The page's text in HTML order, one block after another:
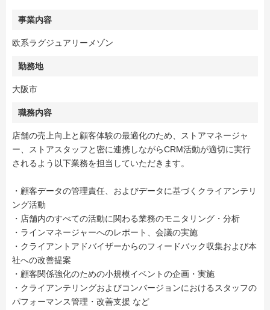
事業内容
欧系ラグジュアリーメゾン
勤務地
大阪市
職務内容
店舗の売上向上と顧客体験の最適化のため、ストアマネージャ
ー、ストアスタッフと密に連携しながらCRM活動が適切に実行
されるよう以下業務を担当していただきます。
・顧客データの管理責任、およびデータに基づくクライアンテリ
ング活動
・店舗内のすべての活動に関わる業務のモニタリング・分析
・ラインマネージャーへのレポート、会議の実施
・クライアントアドバイザーからのフィードバック収集および本
社への改善提案
・顧客関係強化のための小規模イベントの企画・実施
・クライアンテリングおよびコンバージョンにおけるスタッフの
パフォーマンス管理・改善支援 など